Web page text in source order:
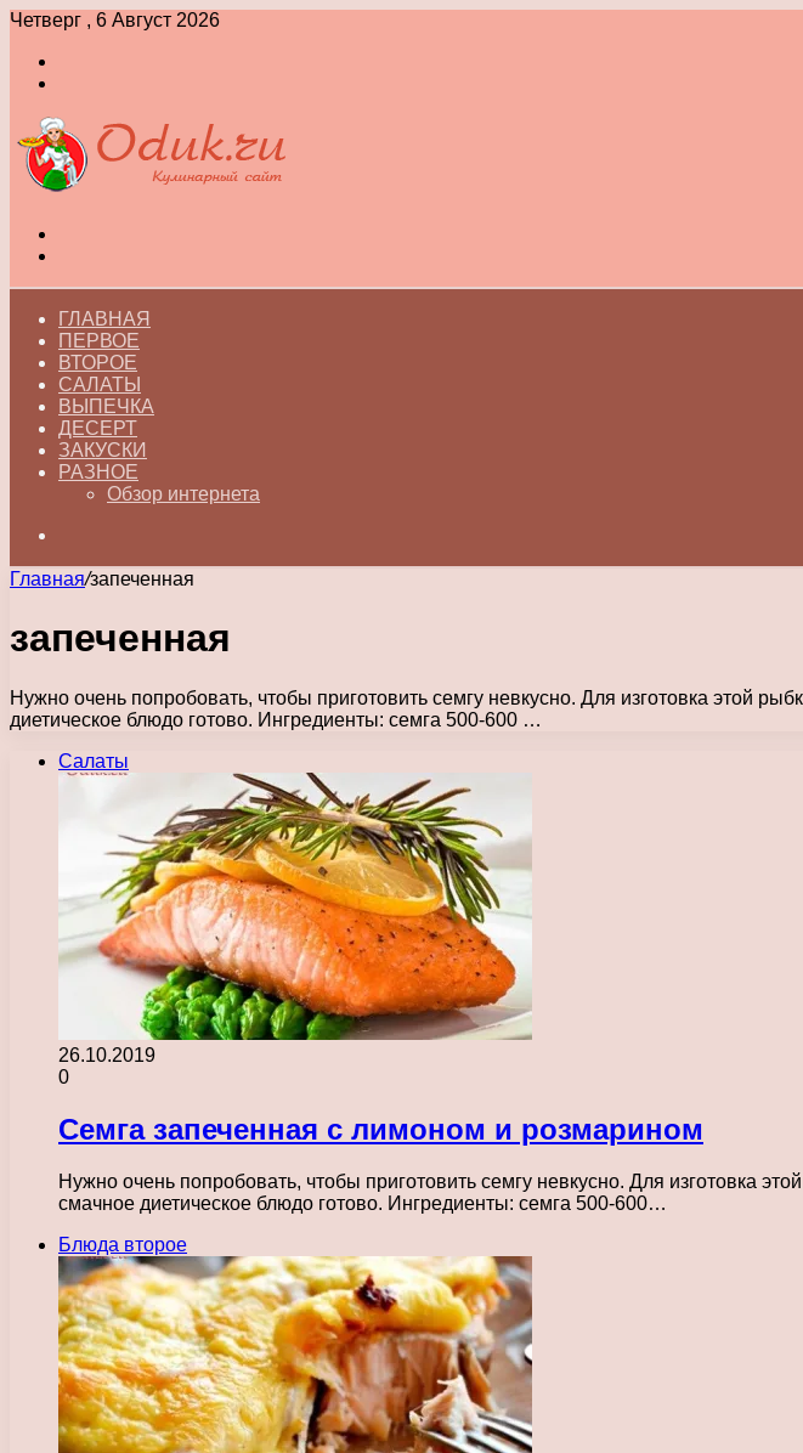
Четверг , 6 Август 2026
ГЛАВНАЯ
ПЕРВОЕ
ВТОРОЕ
САЛАТЫ
ВЫПЕЧКА
ДЕСЕРТ
ЗАКУСКИ
РАЗНОЕ
Обзор интернета
Главная/запеченная
запеченная
Нужно очень попробовать, чтобы приготовить семгу невкусно. Для изготовка этой
диетическое блюдо готово. Ингредиенты: семга 500-600 …
Салаты
26.10.2019
0
Семга запеченная с лимоном и розмарином
Нужно очень попробовать, чтобы приготовить семгу невкусно. Для изготовка
смачное диетическое блюдо готово. Ингредиенты: семга 500-600…
Блюда второе